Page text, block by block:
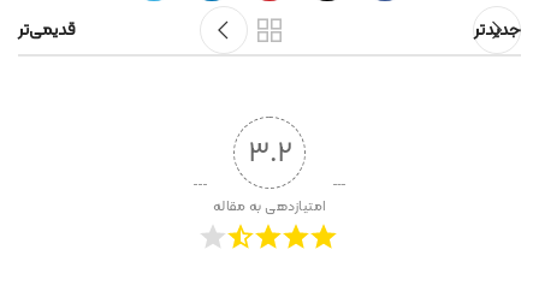
جدیدتر قدیمی‌تر
3.2
امتیازدهی به مقاله